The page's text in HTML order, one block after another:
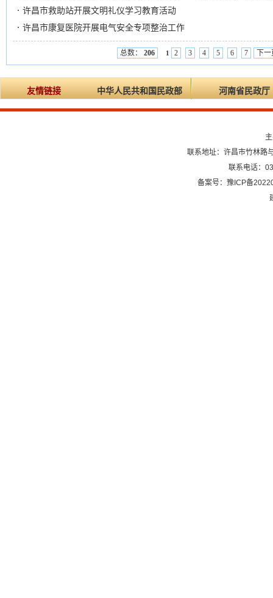
许昌市救助站开展文明礼仪学习教育活动
许昌市康复医院开展电气安全专项整治工作
总数： 206 1 2 3 4 5 6 7 下
友情链接 中华人民共和国民政部 河南省民政厅
联系地址：许昌市竹林路
联系电话：
备案号：豫ICP备
建